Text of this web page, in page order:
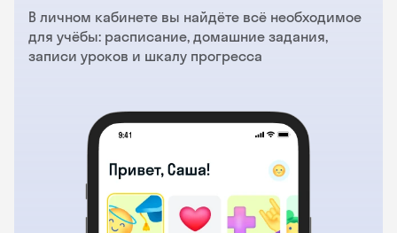
В личном кабинете вы найдёте всё необходимое
для учёбы: расписание, домашние задания,
записи уроков и шкалу прогресса